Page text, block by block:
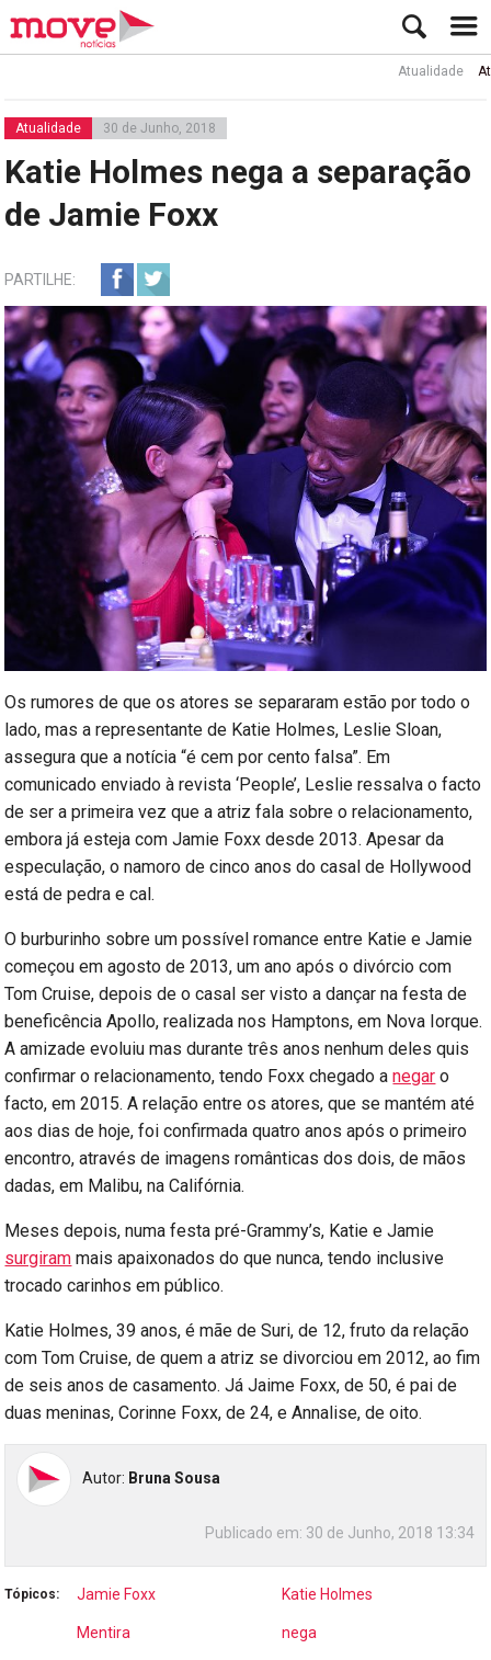
Atualidade Ator
Atualidade 30 de Junho, 2018
Katie Holmes nega a separação
de Jamie Foxx
PARTILHE:
Os rumores de que os atores se separaram estão por todo o
lado, mas a representante de Katie Holmes, Leslie Sloan,
assegura que a notícia “é cem por cento falsa”. Em
comunicado enviado à revista ‘People’, Leslie ressalva o facto
de ser a primeira vez que a atriz fala sobre o relacionamento,
embora já esteja com Jamie Foxx desde 2013. Apesar da
especulação, o namoro de cinco anos do casal de Hollywood
está de pedra e cal.
O burburinho sobre um possível romance entre Katie e Jamie
começou em agosto de 2013, um ano após o divórcio com
Tom Cruise, depois de o casal ser visto a dançar na festa de
beneficência Apollo, realizada nos Hamptons, em Nova Iorque.
A amizade evoluiu mas durante três anos nenhum deles quis
confirmar o relacionamento, tendo Foxx chegado anegar o
facto, em 2015. A relação entre os atores, que se mantém até
aos dias de hoje, foi confirmada quatro anos após o primeiro
encontro, através de imagens românticas dos dois, de mãos
dadas, em Malibu, na Califórnia.
Meses depois, numa festa pré-Grammy’s, Katie e Jamie
surgiram mais apaixonados do que nunca, tendo inclusive
trocado carinhos em público.
Katie Holmes, 39 anos, é mãe de Suri, de 12, fruto da relação
com Tom Cruise, de quem a atriz se divorciou em 2012, ao fim
de seis anos de casamento. Já Jaime Foxx, de 50, é pai de
duas meninas, Corinne Foxx, de 24, e Annalise, de oito.
Autor: Bruna Sousa
Publicado em: 30 de Junho, 2018 13:34
Tópicos: Jamie Foxx Katie Holmes
Mentira nega